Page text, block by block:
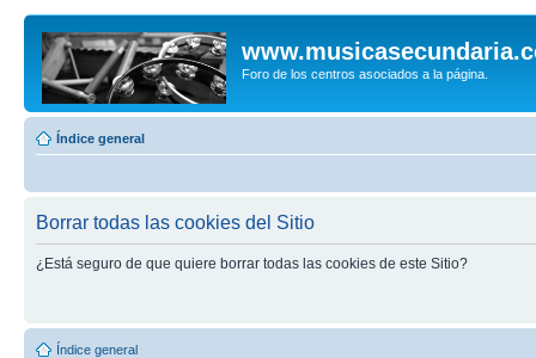
Foro de los centros asociados a la página.
Índice general
Borrar todas las cookies del Sitio
¿Está seguro de que quiere borrar todas las cookies de este Sitio?
Índice general